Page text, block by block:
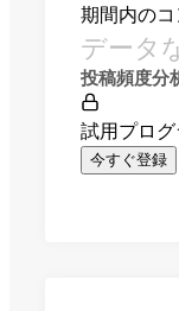
期間内の
データ
投稿頻度分
試用プログ
今すぐ登録